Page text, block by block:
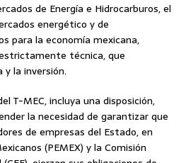
de Energía e Hidrocarburos, el
energético y de
para la economía mexicana,
técnica, que
la inversión.
T-MEC, incluya una disposición,
la necesidad de garantizar que
de empresas del Estado, en
(PEMEX) y la Comisión